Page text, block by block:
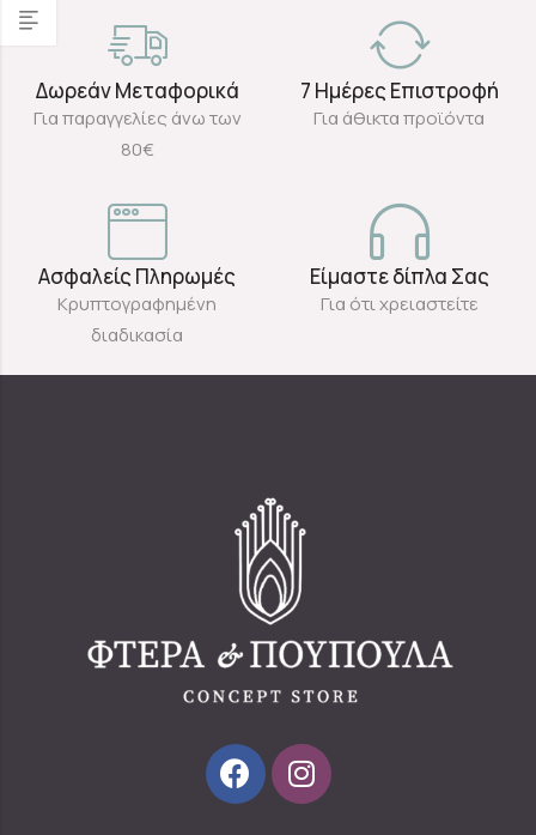
Δωρεάν Μεταφορικά
Για παραγγελίες άνω των
80€
7 Ημέρες Επιστροφή
Για άθικτα προϊόντα
Ασφαλείς Πληρωμές
Κρυπτογραφημένη
διαδικασία
Είμαστε δίπλα Σας
Για ότι χρειαστείτε